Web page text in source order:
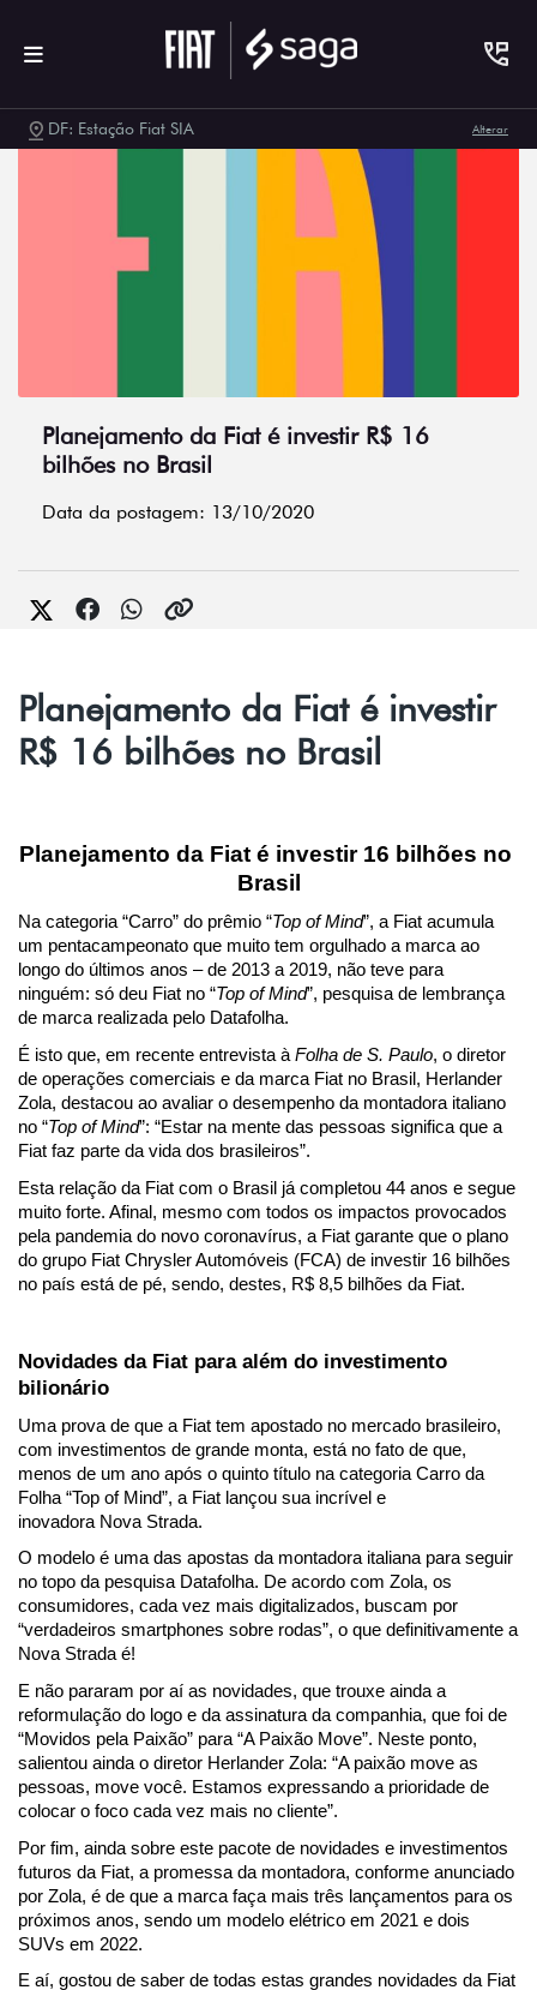
DF: Estação Fiat SIA Alterar
Planejamento da Fiat é investir R$ 16
bilhões no Brasil
Data da postagem: 13/10/2020
Planejamento da Fiat é investir
R$ 16 bilhões no Brasil
Planejamento da Fiat é investir 16 bilhões no
Brasil
Na categoria “Carro” do prêmio “Top of Mind”, a Fiat acumula
um pentacampeonato que muito tem orgulhado a marca ao
longo do últimos anos – de 2013 a 2019, não teve para
ninguém: só deu Fiat no “Top of Mind”, pesquisa de lembrança
de marca realizada pelo Datafolha.
É isto que, em recente entrevista à Folha de S. Paulo, o diretor
de operações comerciais e da marca Fiat no Brasil, Herlander
Zola, destacou ao avaliar o desempenho da montadora italiano
no “Top of Mind”: “Estar na mente das pessoas significa que a
Fiat faz parte da vida dos brasileiros”.
Esta relação da Fiat com o Brasil já completou 44 anos e segue
muito forte. Afinal, mesmo com todos os impactos provocados
pela pandemia do novo coronavírus, a Fiat garante que o plano
do grupo Fiat Chrysler Automóveis (FCA) de investir 16 bilhões
no país está de pé, sendo, destes, R$ 8,5 bilhões da Fiat.
Novidades da Fiat para além do investimento
bilionário
Uma prova de que a Fiat tem apostado no mercado brasileiro,
com investimentos de grande monta, está no fato de que,
menos de um ano após o quinto título na categoria Carro da
Folha “Top of Mind”, a Fiat lançou sua incrível e
inovadora Nova Strada.
O modelo é uma das apostas da montadora italiana para seguir
no topo da pesquisa Datafolha. De acordo com Zola, os
consumidores, cada vez mais digitalizados, buscam por
“verdadeiros smartphones sobre rodas”, o que definitivamente a
Nova Strada é!
E não pararam por aí as novidades, que trouxe ainda a
reformulação do logo e da assinatura da companhia, que foi de
“Movidos pela Paixão” para “A Paixão Move”. Neste ponto,
salientou ainda o diretor Herlander Zola: “A paixão move as
pessoas, move você. Estamos expressando a prioridade de
colocar o foco cada vez mais no cliente”.
Por fim, ainda sobre este pacote de novidades e investimentos
futuros da Fiat, a promessa da montadora, conforme anunciado
por Zola, é de que a marca faça mais três lançamentos para os
próximos anos, sendo um modelo elétrico em 2021 e dois
SUVs em 2022.
E aí, gostou de saber de todas estas grandes novidades da Fiat